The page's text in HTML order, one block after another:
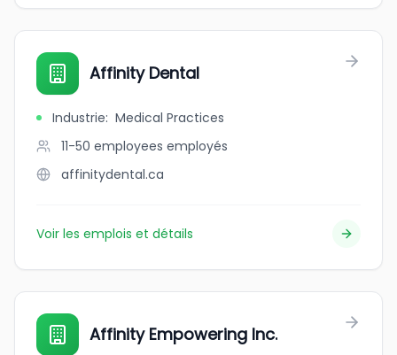
Affinity Dental
Industrie: Medical Practices
11-50 employees employés
affinitydental.ca
Voir les emplois et détails
Affinity Empowering Inc.